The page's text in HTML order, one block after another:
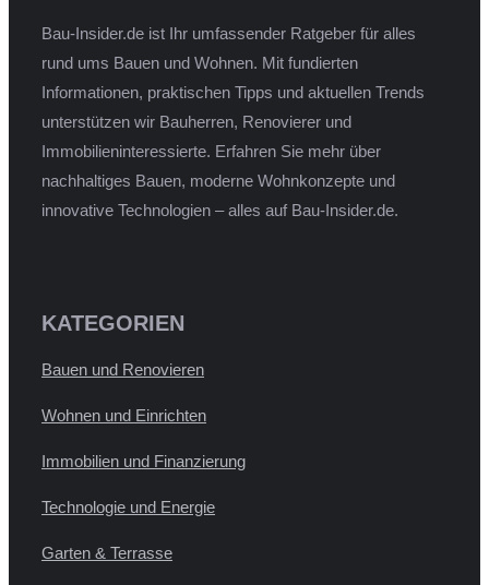
Bau-Insider.de ist Ihr umfassender Ratgeber für alles
rund ums Bauen und Wohnen. Mit fundierten
Informationen, praktischen Tipps und aktuellen Trends
unterstützen wir Bauherren, Renovierer und
Immobilieninteressierte. Erfahren Sie mehr über
nachhaltiges Bauen, moderne Wohnkonzepte und
innovative Technologien – alles auf Bau-Insider.de.
KATEGORIEN
Bauen und Renovieren
Wohnen und Einrichten
Immobilien und Finanzierung
Technologie und Energie
Garten & Terrasse